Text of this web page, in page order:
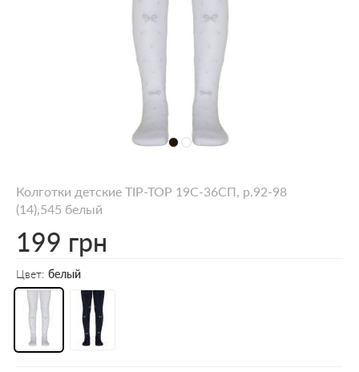
Колготки детские TIP-TOP 19С-36СП, р.92-98
(14),545 белый
199 грн
Цвет: белый